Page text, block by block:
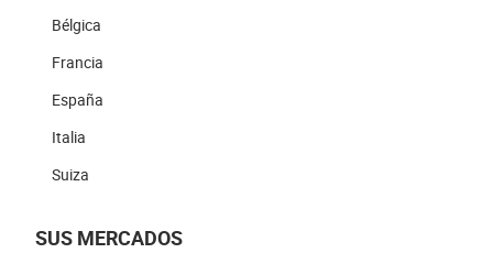
Bélgica
Francia
España
Italia
Suiza
SUS MERCADOS